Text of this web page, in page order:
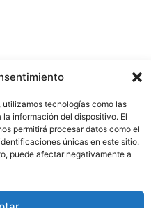
utilizamos tecnologías como las
información del dispositivo. El
permitirá procesar datos como el
únicas en este sitio.
puede afectar negativamente a